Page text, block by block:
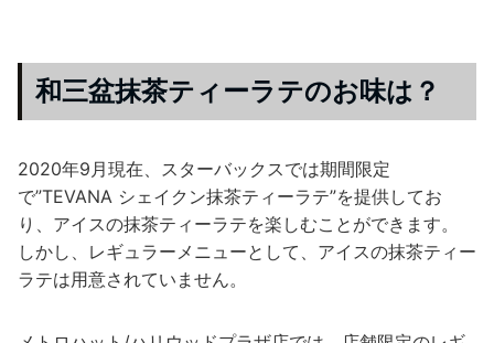
和三盆抹茶ティーラテのお味は？
2020年9月現在、スターバックスでは期間限定
で”TEVANA シェイクン抹茶ティーラテ”を提供してお
り、アイスの抹茶ティーラテを楽しむことができます。
しかし、レギュラーメニューとして、アイスの抹茶ティー
ラテは用意されていません。